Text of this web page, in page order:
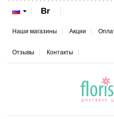
Br
Наши магазины Акции
Отзывы Контакты